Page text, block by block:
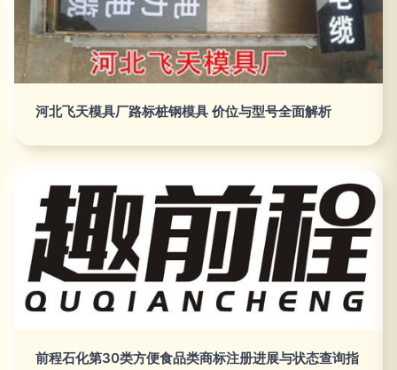
河北飞天模具厂路标桩钢模具 价位与型号全面解析
前程石化第30类方便食品类商标注册进展与状态查询指